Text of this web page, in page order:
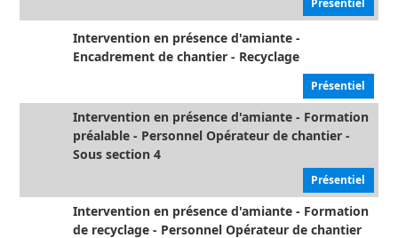
Présentiel
Intervention en présence d'amiante -
Encadrement de chantier - Recyclage
Présentiel
Intervention en présence d'amiante - Formation
préalable - Personnel Opérateur de chantier -
Sous section 4
Présentiel
Intervention en présence d'amiante - Formation
de recyclage - Personnel Opérateur de chantier